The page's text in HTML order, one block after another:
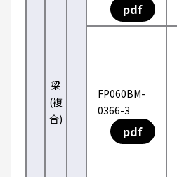
梁
(複
合)
pdf
FP060BM-
0366-3
pdf